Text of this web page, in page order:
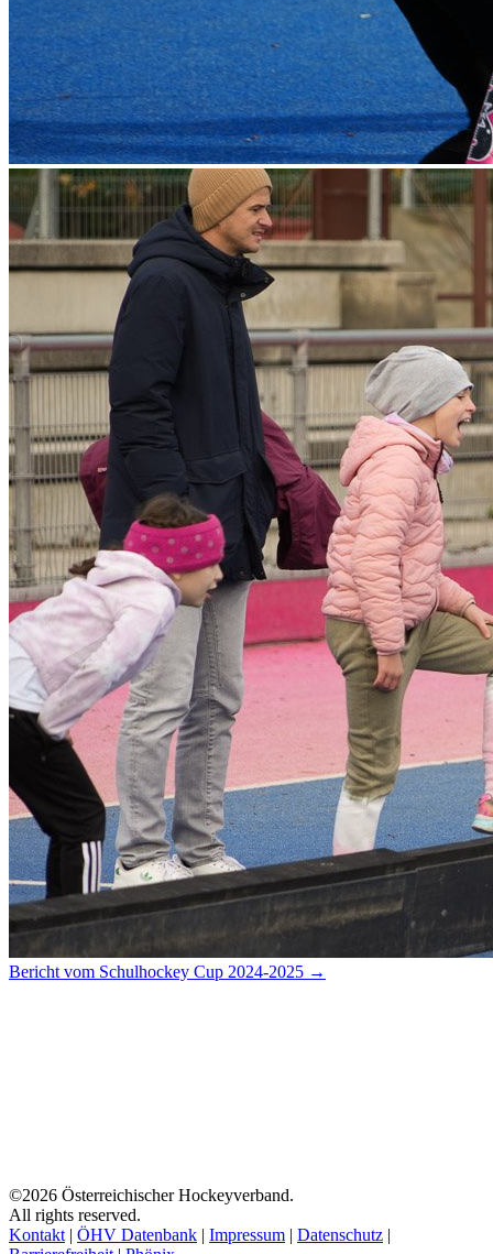
Bericht vom Schulhockey Cup 2024-2025 →
©2026 Österreichischer Hockeyverband.
All rights reserved.
Kontakt | ÖHV Datenbank | Impressum | Datenschutz |